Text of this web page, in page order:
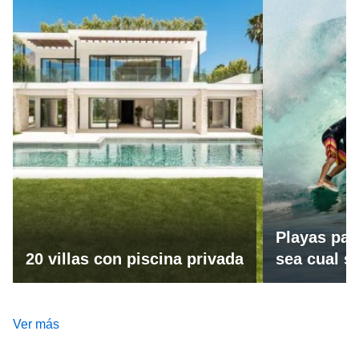
20 villas con piscina privada
Playas
sea cual
Ver más